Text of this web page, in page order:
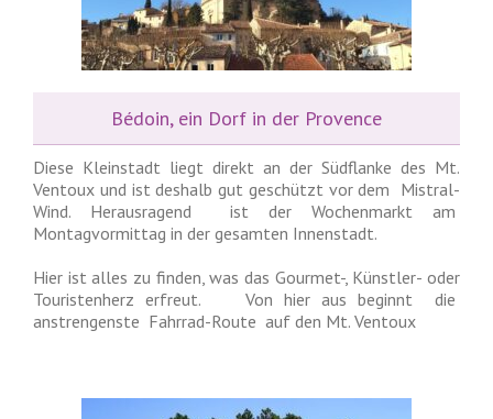
Bédoin, ein Dorf in der Provence
Diese Kleinstadt liegt direkt an der Südflanke des Mt.
Ventoux und ist deshalb gut geschützt vor dem Mistral-
Wind. Herausragend ist der Wochenmarkt am
Montagvormittag in der gesamten Innenstadt.
Hier ist alles zu finden, was das Gourmet-, Künstler- oder
Touristenherz erfreut. Von hier aus beginnt die
anstrengenste Fahrrad-Route auf den Mt. Ventoux